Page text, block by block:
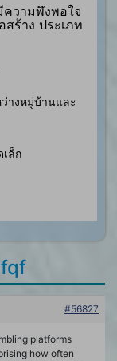
วามพึงพอใจ
ร้าง ประเภท
างหมู่บ้านและ
ล็ก
#56827
platforms
how often